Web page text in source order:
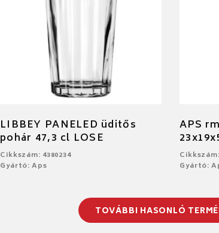
LIBBEY PANELED üditős
pohár 47,3 cl LOSE
Cikkszám: 4380234
Gyártó: Aps
APS
Gyártó:
TOVÁBBI HASONLÓ